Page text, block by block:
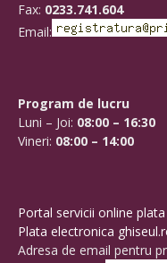
Fax: 0233.741.604
Email:
Program de lucru
Luni – Joi: 08:00 – 16:30
Vineri: 08:00 – 14:00
Portal servicii online
Plata electronica
Adresa de email pentru